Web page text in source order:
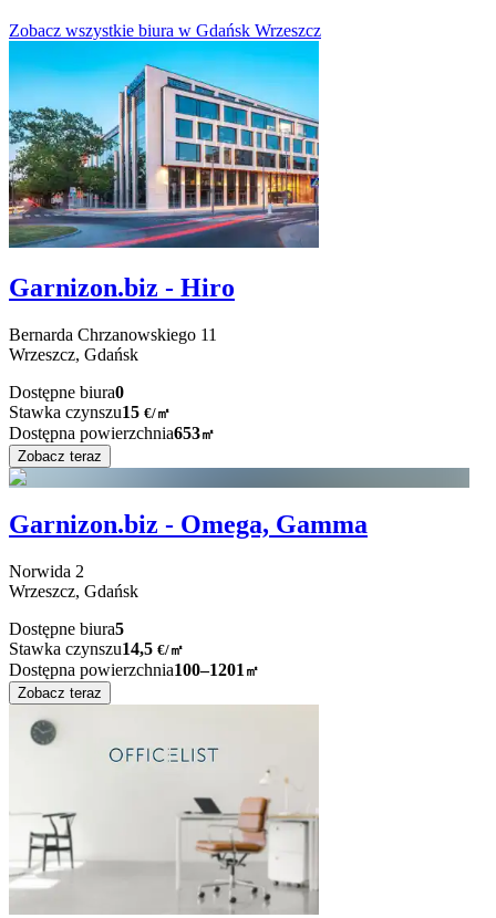
Zobacz wszystkie biura w Gdańsk Wrzeszcz
Garnizon.biz - Hiro
Bernarda Chrzanowskiego 11
Wrzeszcz, Gdańsk
Dostępne biura0
Stawka czynszu15 €/㎡
Dostępna powierzchnia653㎡
Zobacz teraz
Garnizon.biz - Omega, Gamma
Norwida 2
Wrzeszcz, Gdańsk
Dostępne biura5
Stawka czynszu14,5 €/㎡
Dostępna powierzchnia100–1201 ㎡
Zobacz teraz